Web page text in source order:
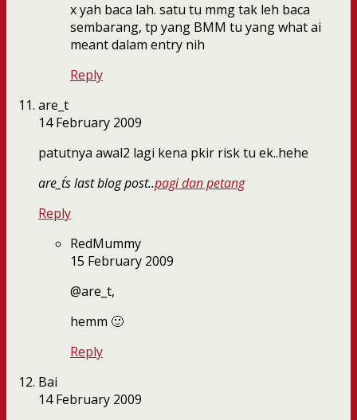
x yah baca lah. satu tu mmg tak leh baca
sembarang, tp yang BMM tu yang what ai
meant dalam entry nih
Reply
are_t
14 February 2009
patutnya awal2 lagi kena pkir risk tu ek..hehe
are_t´s last blog post..pagi dan petang
Reply
RedMummy
15 February 2009
@are_t,
hemm 🙂
Reply
Bai
14 February 2009